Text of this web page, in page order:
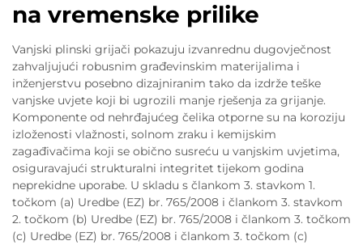
na vremenske prilike
Vanjski plinski grijači pokazuju izvanrednu dugovječnost
zahvaljujući robusnim građevinskim materijalima i
inženjerstvu posebno dizajniranim tako da izdrže teške
vanjske uvjete koji bi ugrozili manje rješenja za grijanje.
Komponente od nehrđajućeg čelika otporne su na koroziju
izloženosti vlažnosti, solnom zraku i kemijskim
zagađivačima koji se obično susreću u vanjskim uvjetima,
osiguravajući strukturalni integritet tijekom godina
neprekidne uporabe. U skladu s člankom 3. stavkom 1.
točkom (a) Uredbe (EZ) br. 765/2008 i člankom 3. stavkom
2. točkom (b) Uredbe (EZ) br. 765/2008 i člankom 3. točkom
(c) Uredbe (EZ) br. 765/2008 i člankom 3. točkom (c)